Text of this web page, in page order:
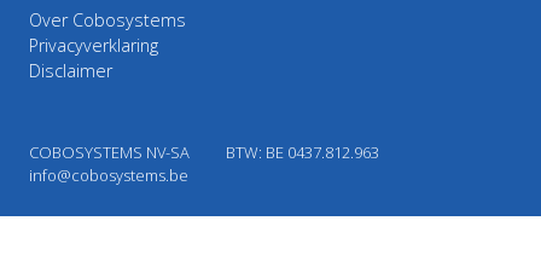
Over Cobosystems
Privacyverklaring
Disclaimer
COBOSYSTEMS NV-SA
BTW: BE 0437.812.963
info@cobosystems.be